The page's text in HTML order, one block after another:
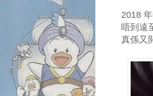
2018
唔到遠
真係又